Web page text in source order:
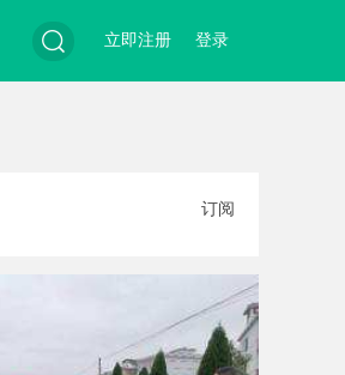
登录
立即注册
订阅